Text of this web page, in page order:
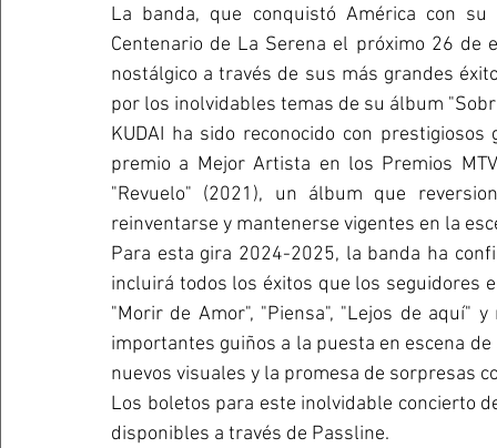
La banda, que conquistó América con
Centenario de La Serena el próximo 26
nostálgico a través de sus más grandes
por los inolvidables temas de su álbum
KUDAI ha sido reconocido con
premio a Mejor Artista en los Premios
"Revuelo" (2021), un álbum que
reinventarse y mantenerse vigentes en la
Para esta gira 2024-2025, la banda ha
incluirá todos los éxitos que los seguidores
"Morir de Amor", "Piensa", "Lejos de aquí"
importantes guiños a la puesta en escena
nuevos visuales y la promesa de sorpresas
Los boletos para este inolvidable concierto
disponibles a través de Passline.